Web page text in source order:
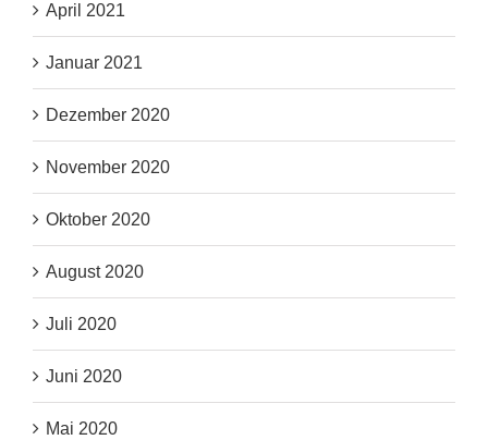
April 2021
Januar 2021
Dezember 2020
November 2020
Oktober 2020
August 2020
Juli 2020
Juni 2020
Mai 2020